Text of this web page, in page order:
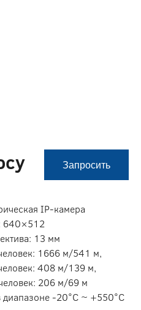
Запросить
IP-камера
640×512
13 мм
1666 м/541 м,
408 м/139 м,
206 м/69 м
-20°C ~ +550°C